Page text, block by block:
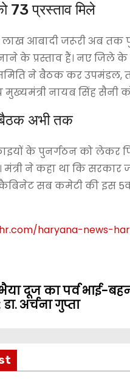
73 प्रस्ताव मिले
आबादी जरूरी अब तक
के प्रस्ताव हैं। नए जिले
ने बैठक कर
मुख्यमंत्री नायब सिंह
अभी तक
के पुनर्गठन को लेकर
मंत्री ने कहा था कि
कैबिनेट सब कमेटी की इस
haryana-news-
दूज का पर्व भाई-
अर्चना गुप्ता